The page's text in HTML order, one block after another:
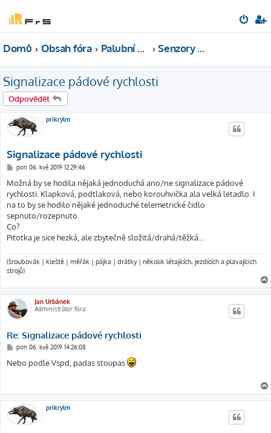
Domů Obsah fóra Palubní elektronika Senzory ASS
Signalizace pádové rychlosti
Odpovědět
prikrylm
Signalizace pádové rychlosti
P
í
s
p
ě
v
e
k
pon 06. kvě 2019 12:29:46
Možná by se hodila nějaká jednoduchá ano/ne signalizace pádové
rychlosti. Klapková, podtlaková, nebo korouhvička ala velká letadlo. I
na to by se hodilo nějaké jednoduché telemetrické čidlo
sepnuto/rozepnuto.
Co?
Pitotka je sice hezká, ale zbytečně složitá/drahá/těžká...
(šroubovák | kleště | měřák | pájka | drátky | několik létajících, jezdících a plavajícich
strojů)
Jan Urbánek
Administrátor fóra
Re: Signalizace pádové rychlosti
P
í
s
k
pon 06. kvě 2019 14:26:08
Nebo podle Vspd, padas stoupas
prikrylm